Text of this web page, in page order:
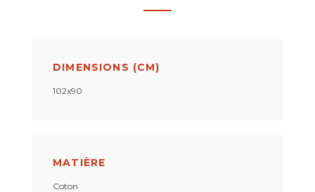
DIMENSIONS (CM)
102x90
MATIÈRE
Coton